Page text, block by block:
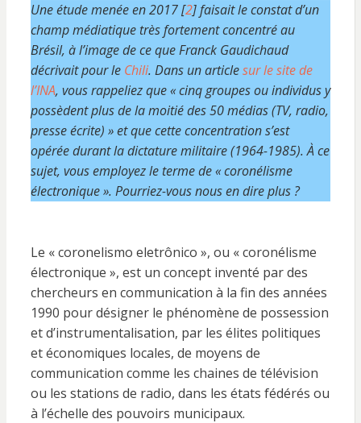
Une étude menée en 2017 [2] faisait le constat d’un
champ médiatique très fortement concentré au
Brésil, à l’image de ce que Franck Gaudichaud
décrivait pour le Chili. Dans un articlesur le site de
l’INA, vous rappeliez que « cinq groupes ou individus y
possèdent plus de la moitié des 50 médias (TV, radio,
presse écrite) » et que cette concentration s’est
opérée durant la dictature militaire (1964-1985). À ce
sujet, vous employez le terme de « coronélisme
électronique ». Pourriez-vous nous en dire plus ?
Le « coronelismo eletrônico », ou « coronélisme
électronique », est un concept inventé par des
chercheurs en communication à la fin des années
1990 pour désigner le phénomène de possession
et d’instrumentalisation, par les élites politiques
et économiques locales, de moyens de
communication comme les chaines de télévision
ou les stations de radio, dans les états fédérés ou
à l’échelle des pouvoirs municipaux.